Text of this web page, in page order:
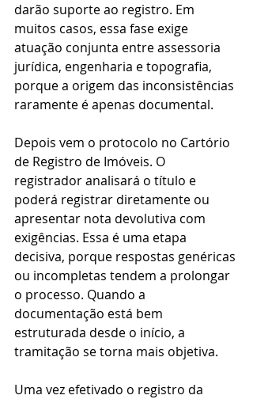
darão suporte ao registro. Em
muitos casos, essa fase exige
atuação conjunta entre assessoria
jurídica, engenharia e topografia,
porque a origem das inconsistências
raramente é apenas documental.
Depois vem o protocolo no Cartório
de Registro de Imóveis. O
registrador analisará o título e
poderá registrar diretamente ou
apresentar nota devolutiva com
exigências. Essa é uma etapa
decisiva, porque respostas genéricas
ou incompletas tendem a prolongar
o processo. Quando a
documentação está bem
estruturada desde o início, a
tramitação se torna mais objetiva.
Uma vez efetivado o registro da